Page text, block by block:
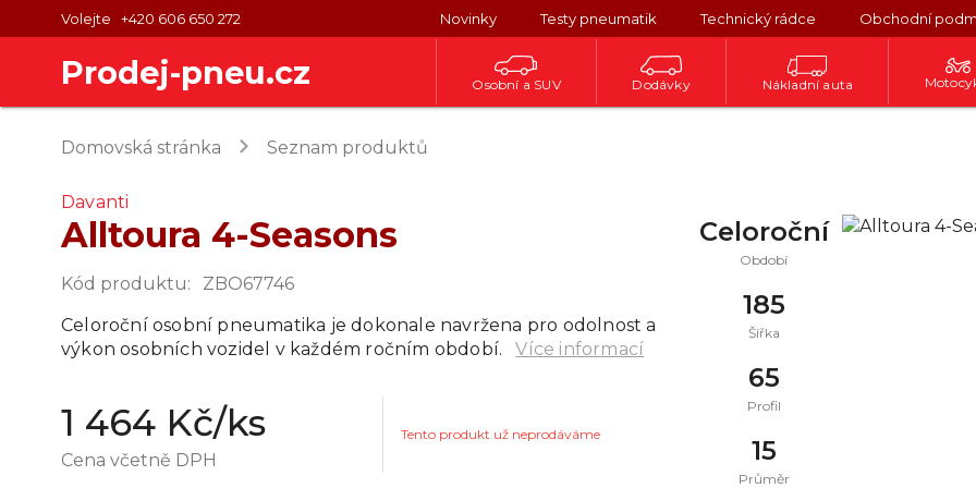
Volejte +420 606 650 272 Novinky Testy pneumatik Technický rádce Obchodní
Prodej-pneu.cz Osobní a SUV Dodávky Nákladní auta
Domovská stránka keyboard_arrow_right Seznam produktů
Davanti
Alltoura 4-Seasons
Kód produktu:
ZBO67746
Celoroční osobní pneumatika je dokonale navržena pro odolnost a
výkon osobních vozidel v každém ročním období.
Více informací
1 464 Kč/ks
Cena včetně DPH
Tento produkt už neprodáváme
Celoroční
Období
185
Šířka
65
Profil
15
Průměr